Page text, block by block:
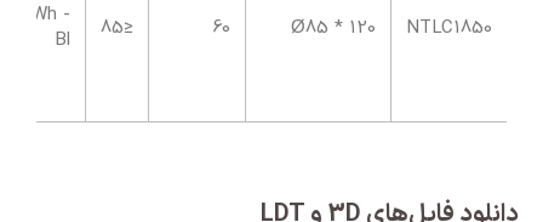
NTLC1850
120 * Ø85
60
≤85
Wh -
Bl